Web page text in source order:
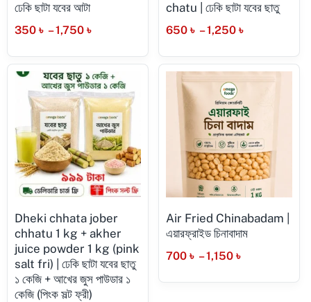
ঢেকি ছাটা যবের আটা
350 ৳ – 1,750 ৳
chatu | ঢেকি ছাটা যবের ছাতু
650 ৳ – 1,250 ৳
Dheki chhata jober
chhatu 1 kg + akher
juice powder 1 kg (pink
salt fri) | ঢেকি ছাটা যবের ছাতু
১ কেজি + আখের জুস পাউডার ১
কেজি (পিংক সল্ট ফ্রী)
Air Fried Chinabadam |
এয়ারফ্রাইড চিনাবাদাম
700 ৳ – 1,150 ৳